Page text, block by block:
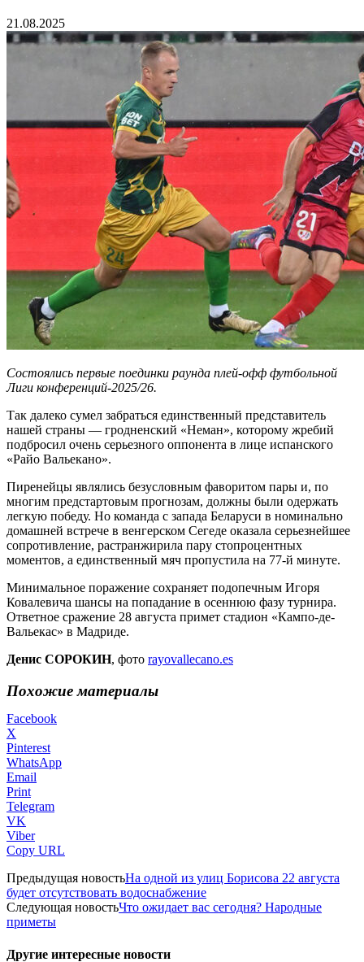
21.08.2025
Состоялись первые поединки раунда плей-офф футбольной
Лиги конференций-2025/26.
Так далеко сумел забраться единственный представитель
нашей страны — гродненский «Неман», которому жребий
подбросил очень серьезного оппонента в лице испанского
«Райо Вальекано».
Пиренейцы являлись безусловным фаворитом пары и, по
многим предстартовым прогнозам, должны были одержать
легкую победу. Но команда с запада Беларуси в номинально
домашней встрече в венгерском Сегеде оказала серьезнейшее
сопротивление, растранжирила пару стопроцентных
моментов, а единственный мяч пропустила на 77-й минуте.
Минимальное поражение сохраняет подопечным Игоря
Ковалевича шансы на попадание в осеннюю фазу турнира.
Ответное сражение 28 августа примет стадион «Кампо-де-
Вальекас» в Мадриде.
Денис СОРОКИН, фото rayovallecano.es
Похожие материалы
Facebook
X
Pinterest
WhatsApp
Email
Print
Telegram
VK
Viber
Copy URL
Предыдущая новостьНа одной из улиц Борисова 22 августа
будет отсутствовать водоснабжение
Следующая новостьЧто ожидает вас сегодня? Народные
приметы
Другие интересные новости